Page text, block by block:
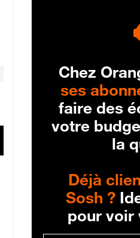
Chez
ses
faire des
votre
la
Déjà
Sosh ?
pour voir